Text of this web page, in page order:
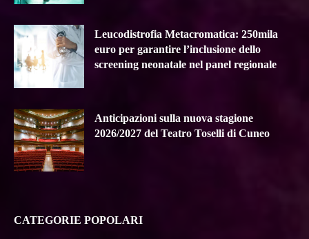
Leucodistrofia Metacromatica: 250mila
euro per garantire l’inclusione dello
screening neonatale nel panel regionale
Anticipazioni sulla nuova stagione
2026/2027 del Teatro Toselli di Cuneo
CATEGORIE POPOLARI